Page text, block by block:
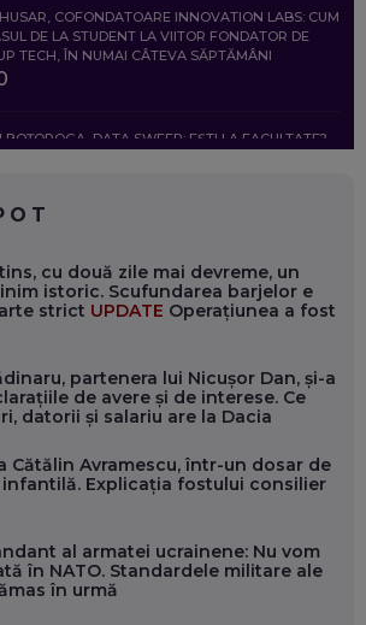
COFONDATOARE INNOVATION LABS: CUM
DE LA STUDENT LA VIITOR FONDATOR DE
TECH, ÎN NUMAI CÂTEVA SĂPTĂMÂNI
BOȚOROGA, DATA SWEEP: EȘTI LA FACULTATE?
TEHNOLOGIA CA SĂ FII MAI BUN LA JOB. ȘI CUM
MUNCA, ÎN URMĂTORII ANI
PAȘCULEA, COFONDATOR AL KULTH: CUM
TEHNOLOGIA CA SĂ ÎȚI DESCHIZI DRUMUL
LA NIVEL GLOBAL
BIT SENTINEL: CUM ÎȚI PROTEJEZI
DE „HACKER CU PERMIS”
cu două zile mai devreme, un
istoric. Scufundarea barjelor e
strict UPDATE Operațiunea a fost
partenera lui Nicușor Dan, și-a
de avere și de interese. Ce
datorii și salariu are la Dacia
Cătălin Avramescu, într-un dosar de
Explicația fostului consilier
al armatei ucrainene: Nu vom
în NATO. Standardele militare ale
în urmă